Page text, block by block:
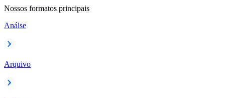
Nossos formatos principais
Análse
Arquivo